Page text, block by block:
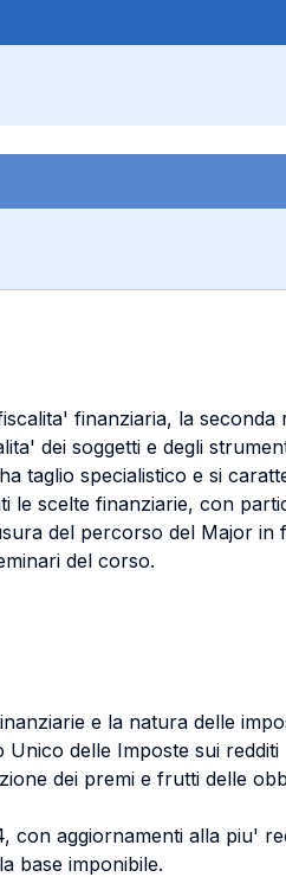
finanziaria, la
dei soggetti e degli
taglio specialistico e si
scelte finanziarie, con
del percorso del Major
del corso.
e la natura delle
Unico delle Imposte sui
dei premi e frutti delle
con aggiornamenti alla piu'
base imponibile.